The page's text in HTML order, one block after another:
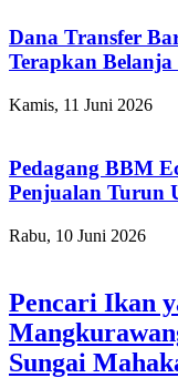
Dana Transfer
Terapkan Belanja
Kamis, 11 Juni 2026
Pedagang BBM
Penjualan Turun
Rabu, 10 Juni 2026
Pencari Ikan
Sungai